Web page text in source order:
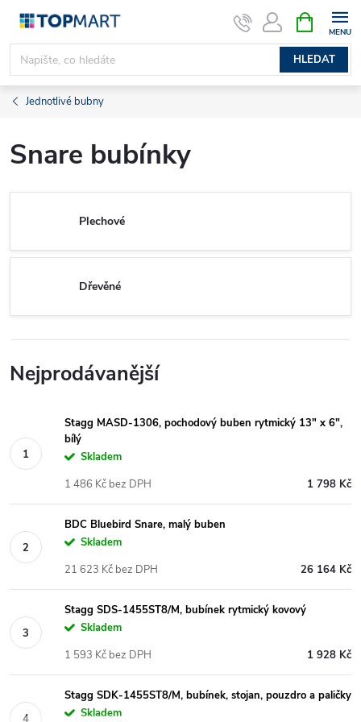
Přejít
obsah
HLEDAT
NÁKUPNÍ
KOŠÍK
Jednotlivé bubny
Snare bubínky
Plechové
Dřevěné
Nejprodávanější
Stagg MASD-1306, pochodový buben rytmický 13" x 6",
bílý
Skladem
1 798 Kč
1 486 Kč bez DPH
BDC Bluebird Snare, malý buben
Skladem
26 164 Kč
21 623 Kč bez DPH
Stagg SDS-1455ST8/M, bubínek rytmický kovový
Skladem
1 928 Kč
1 593 Kč bez DPH
Stagg SDK-1455ST8/M, bubínek, stojan, pouzdro a paličky
Skladem